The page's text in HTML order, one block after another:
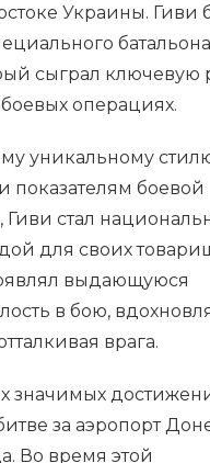
Украины. Гиви
батальона
сыграл ключевую
операциях.
уникальному
показателям боевой
Гиви стал
для своих
выдающуюся
в бою,
врага.
значимых
за аэропорт
Во время этой